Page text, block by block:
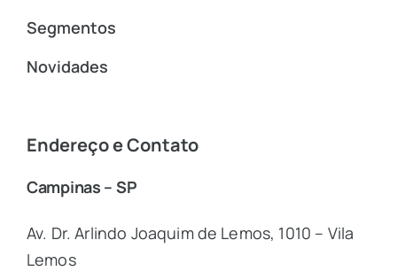
Segmentos
Novidades
Endereço e Contato
Campinas – SP
Av. Dr. Arlindo Joaquim de Lemos, 1010 – Vila
Lemos